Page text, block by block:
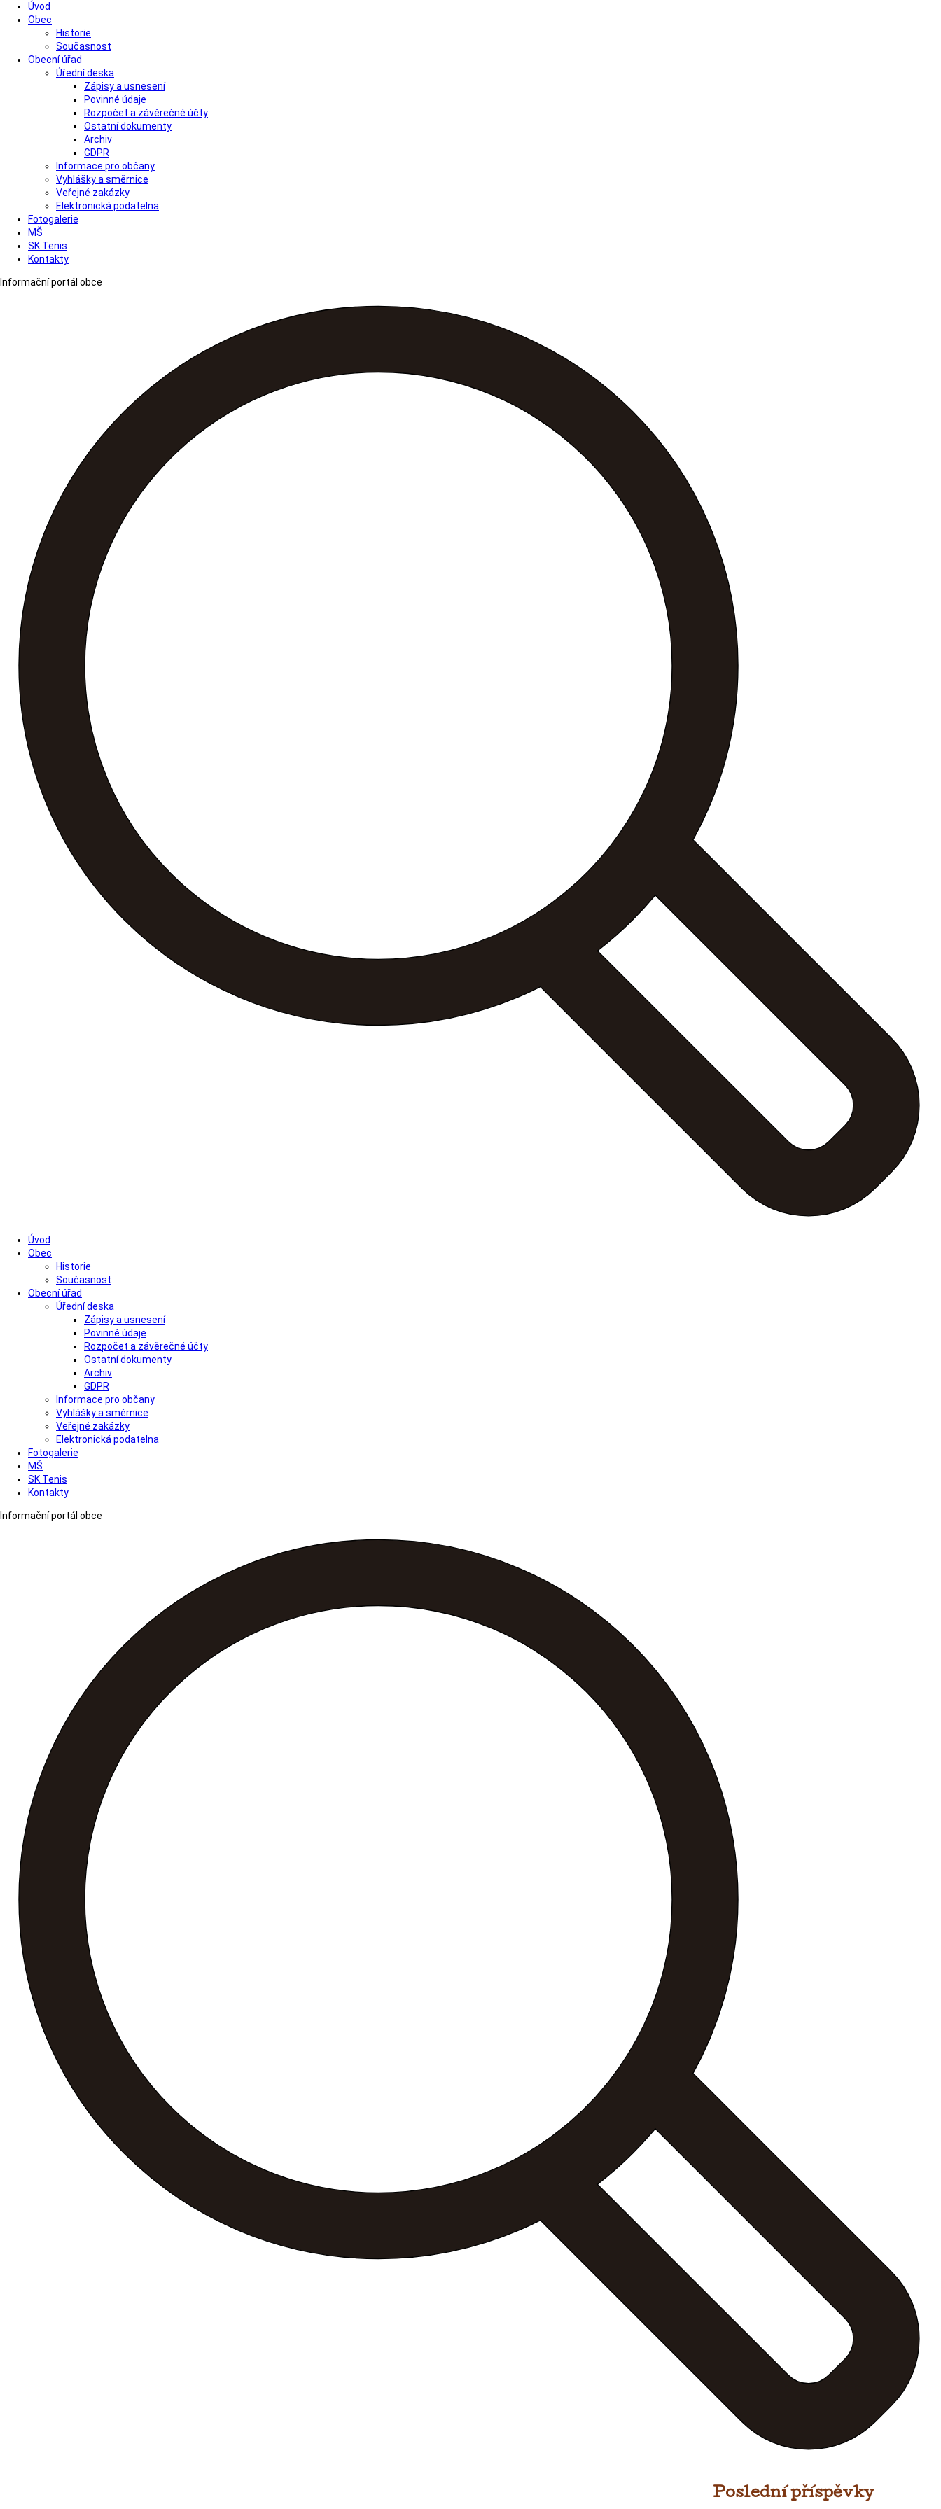
Úvod
Obec
Historie
Současnost
Obecní úřad
Úřední deska
Zápisy a usnesení
Povinné údaje
Rozpočet a závěrečné účty
Ostatní dokumenty
Archiv
GDPR
Informace pro občany
Vyhlášky a směrnice
Veřejné zakázky
Elektronická podatelna
Fotogalerie
MŠ
SK Tenis
Kontakty
Informační portál obce
Úvod
Obec
Historie
Současnost
Obecní úřad
Úřední deska
Zápisy a usnesení
Povinné údaje
Rozpočet a závěrečné účty
Ostatní dokumenty
Archiv
GDPR
Informace pro občany
Vyhlášky a směrnice
Veřejné zakázky
Elektronická podatelna
Fotogalerie
MŠ
SK Tenis
Kontakty
Informační portál obce
Poslední příspěvky